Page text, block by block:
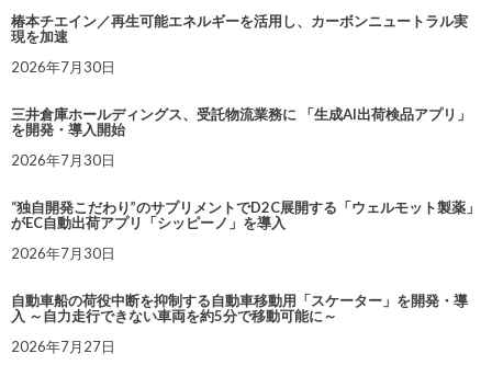
椿本チエイン／再生可能エネルギーを活用し、カーボンニュートラル実
現を加速
2026年7月30日
三井倉庫ホールディングス、受託物流業務に 「生成AI出荷検品アプリ」
を開発・導入開始
2026年7月30日
“独自開発こだわり”のサプリメントでD2C展開する「ウェルモット製薬」
がEC自動出荷アプリ「シッピーノ」を導入
2026年7月30日
自動車船の荷役中断を抑制する自動車移動用「スケーター」を開発・導
入 ～自力走行できない車両を約5分で移動可能に～
2026年7月27日